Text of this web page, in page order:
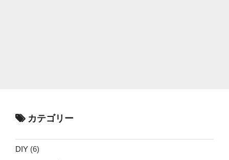
カテゴリー
DIY (6)